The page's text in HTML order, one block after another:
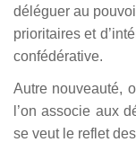
déléguer au
prioritaires et
confédérative.
Autre nouveauté,
l’on associe aux
se veut le reflet